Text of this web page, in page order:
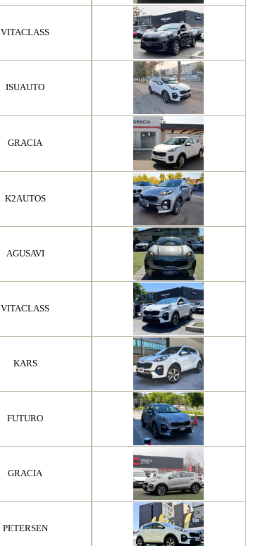
VITACLASS
ISUAUTO
GRACIA
K2AUTOS
AGUSAVI
VITACLASS
KARS
FUTURO
GRACIA
PETERSEN